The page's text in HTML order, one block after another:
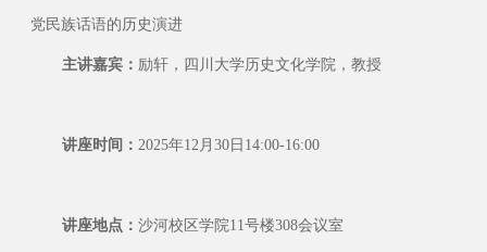
党民族话语的历史演进
主讲嘉宾： 励轩， 四川大学历史文化学院 ， 教授
讲座时间 ： 2025年12 月30日14:00-16:00
讲座地点： 沙河校区学院11号楼308会议室